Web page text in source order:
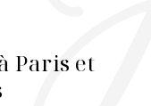
Paris et